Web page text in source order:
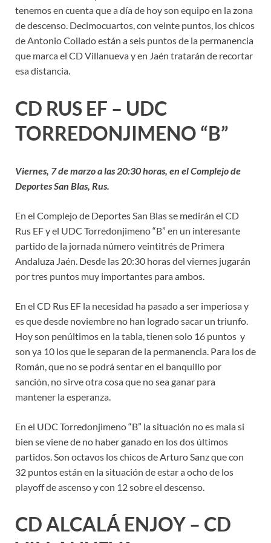
tenemos en cuenta que a día de hoy son equipo en la zona
de descenso. Decimocuartos, con veinte puntos, los chicos
de Antonio Collado están a seis puntos de la permanencia
que marca el CD Villanueva y en Jaén tratarán de recortar
esa distancia.
CD RUS EF – UDC
TORREDONJIMENO “B”
Viernes, 7 de marzo a las 20:30 horas, en el Complejo de
Deportes San Blas, Rus.
En el Complejo de Deportes San Blas se medirán el CD
Rus EF y el UDC Torredonjimeno “B” en un interesante
partido de la jornada número veintitrés de Primera
Andaluza Jaén. Desde las 20:30 horas del viernes jugarán
por tres puntos muy importantes para ambos.
En el CD Rus EF la necesidad ha pasado a ser imperiosa y
es que desde noviembre no han logrado sacar un triunfo.
Hoy son penúltimos en la tabla, tienen solo 16 puntos y
son ya 10 los que le separan de la permanencia. Para los de
Román, que no se podrá sentar en el banquillo por
sanción, no sirve otra cosa que no sea ganar para
mantener la esperanza.
En el UDC Torredonjimeno “B” la situación no es mala si
bien se viene de no haber ganado en los dos últimos
partidos. Son octavos los chicos de Arturo Sanz que con
32 puntos están en la situación de estar a ocho de los
playoff de ascenso y con 12 sobre el descenso.
CD ALCALÁ ENJOY – CD